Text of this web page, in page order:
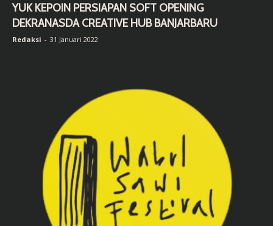
YUK KEPOIN PERSIAPAN SOFT OPENING
DEKRANASDA CREATIVE HUB BANJARBARU
Redaksi - 31 Januari 2022